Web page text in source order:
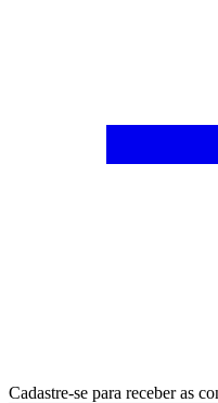
Cadastre-se para receber as